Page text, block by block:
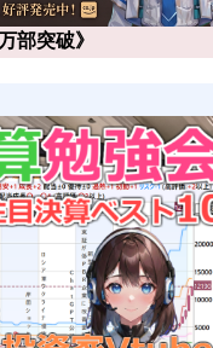
部突破》